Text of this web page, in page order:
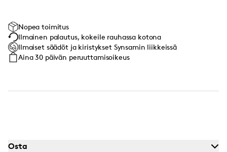
Nopea toimitus
Ilmainen palautus, kokeile rauhassa kotona
Ilmaiset säädöt ja kiristykset Synsamin liikkeissä
Aina 30 päivän peruuttamisoikeus
Osta